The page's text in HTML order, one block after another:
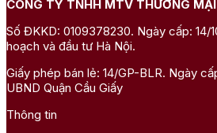
CÔNG TY TNHH MTV THƯƠNG
Số ĐKKD: 0109378230. Ngày cấp: 14/
hoạch và đầu tư Hà Nội.
Giấy phép bán lẻ: 14/GP-BLR. Ngày
UBND Quận Cầu Giấy
Thông tin